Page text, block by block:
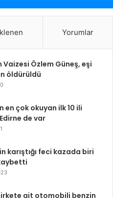
Yorumlar
Vaizesi Özlem Güneş, eşi
öldürüldü
en çok okuyan ilk 10 ili
de var
karıştığı feci kazada biri
şirkete ait otomobili benzin